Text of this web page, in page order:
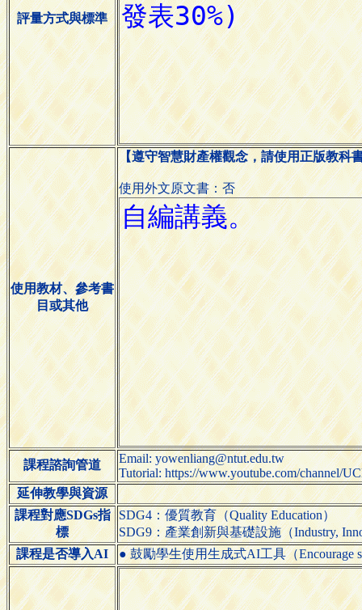
評量方式與標準
使用教材、參考書
目或其他
【遵守智慧財產權觀念，請使用正版教科
使用外文原文書：否
課程諮詢管道
Email: yowenliang@ntut.edu.tw
Tutorial: https://www.youtube.com/channel/
延伸教學與資源
課程對應SDGs指
標
SDG4：優質教育（Quality Education）
SDG9：產業創新與基礎設施（Industry,
課程是否導入AI
● 鼓勵學生使用生成式AI工具（Encourage